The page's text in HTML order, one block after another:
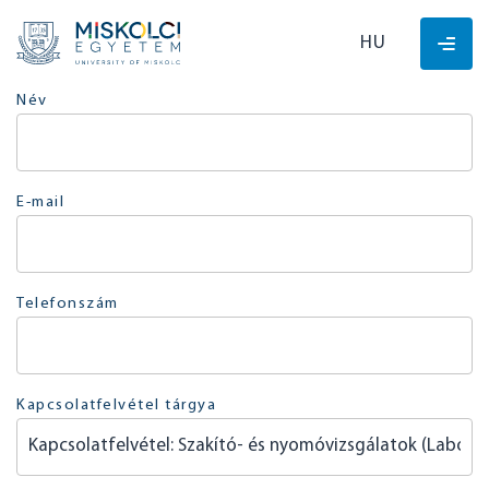
HU
Név
E-mail
Telefonszám
Kapcsolatfelvétel tárgya